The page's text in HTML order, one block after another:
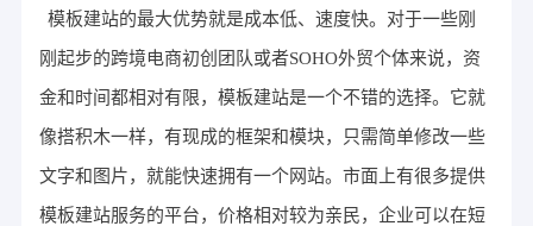
模板建站的最大优势就是成本低、速度快。对于一些刚
刚起步的跨境电商初创团队或者SOHO外贸个体来说，资
金和时间都相对有限，模板建站是一个不错的选择。它就
像搭积木一样，有现成的框架和模块，只需简单修改一些
文字和图片，就能快速拥有一个网站。市面上有很多提供
模板建站服务的平台，价格相对较为亲民，企业可以在短